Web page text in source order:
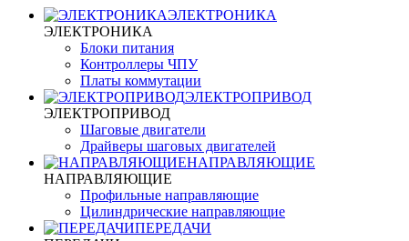
ЭЛЕКТРОНИКА
ЭЛЕКТРОНИКА
Блоки питания
Контроллеры ЧПУ
Платы коммутации
ЭЛЕКТРОПРИВОД
ЭЛЕКТРОПРИВОД
Шаговые двигатели
Драйверы шаговых двигателей
НАПРАВЛЯЮЩИЕ
НАПРАВЛЯЮЩИЕ
Профильные направляющие
Цилиндрические направляющие
ПЕРЕДАЧИ